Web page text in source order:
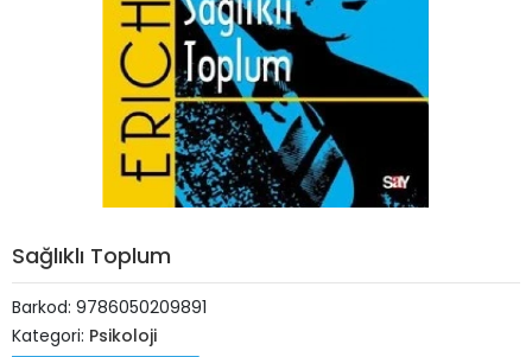
Sağlıklı Toplum
Barkod: 9786050209891
Kategori: Psikoloji